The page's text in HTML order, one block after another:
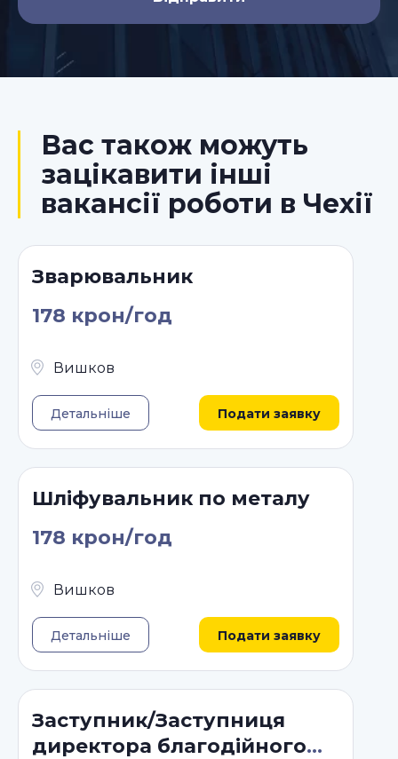
Вас також можуть
зацікавити інші
вакансії роботи в Чехії
Зварювальник
178 крон/год
Вишков
Детальніше Подати заявку
Шліфувальник по металу
178 крон/год
Вишков
Детальніше Подати заявку
Заступник/Заступниця
директора благодійного